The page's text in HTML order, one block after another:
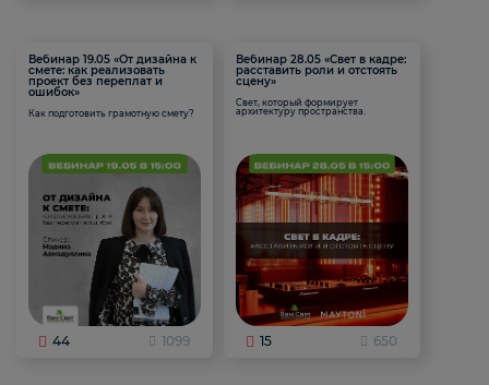
Вебинар 19.05 «От дизайна к
смете: как реализовать
проект без переплат и
ошибок»
Как подготовить грамотную смету?
44 1099
Вебинар 28.05 «Свет в кадре:
расставить роли и отстоять
сцену»
Свет, который формирует
архитектуру пространства.
15 650